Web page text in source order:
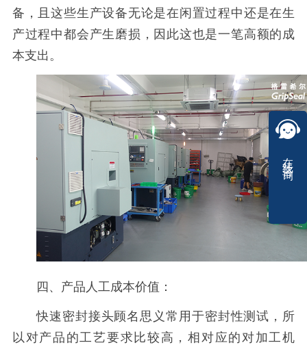
备，且这些生产设备无论是在闲置过程中还是在生
产过程中都会产生磨损，因此这也是一笔高额的成
本支出。
四、产品人工成本价值：
快速密封接头顾名思义常用于密封性测试，所
以对产品的工艺要求比较高，相对应的对加工机
在线咨询